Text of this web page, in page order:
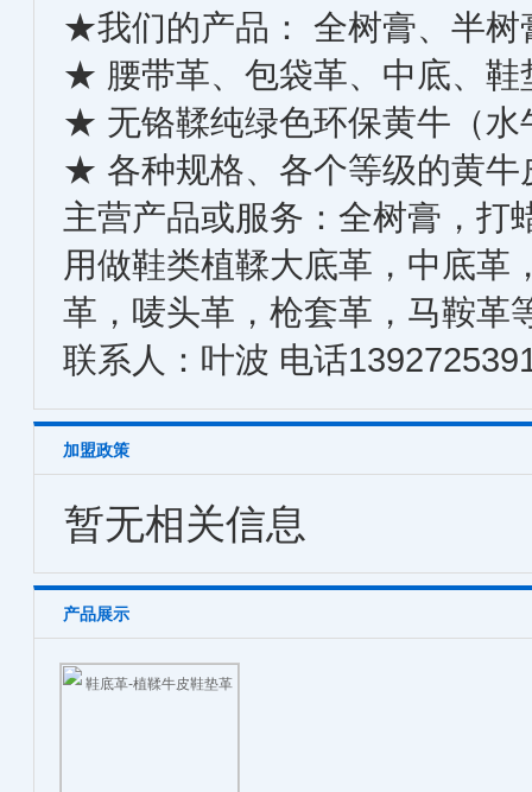
★我们的产品： 全树膏、半
★ 腰带革、包袋革、中底、
★ 无铬鞣纯绿色环保黄牛（
★ 各种规格、各个等级的黄牛
主营产品或服务：全树膏，打
用做鞋类植鞣大底革，中底革
革，唛头革，枪套革，马鞍革
联系人：叶波 电话
加盟政策
暂无相关信息
产品展示